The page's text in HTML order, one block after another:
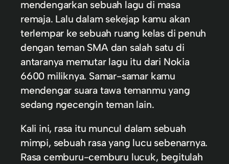
mendengarkan sebuah lagu di masa
remaja. Lalu dalam sekejap kamu akan
terlempar ke sebuah ruang kelas di penuh
dengan teman SMA dan salah satu di
antaranya memutar lagu itu dari Nokia
6600 miliknya. Samar-samar kamu
mendengar suara tawa temanmu yang
sedang ngecengin teman lain.
Kali ini, rasa itu muncul dalam sebuah
mimpi, sebuah rasa yang lucu sebenarnya.
Rasa cemburu-cemburu lucuk, begitulah